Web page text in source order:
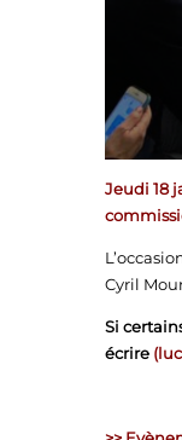
Jeudi 18
Cyril
Si
écrire (